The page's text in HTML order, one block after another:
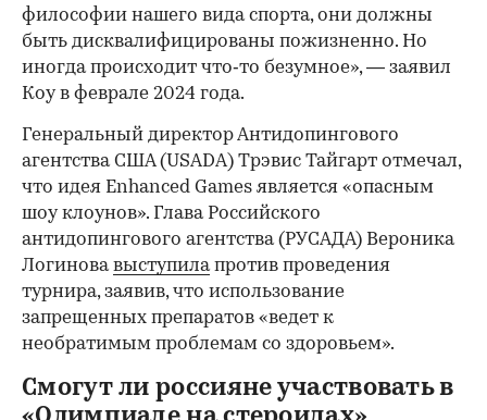
философии нашего вида спорта, они должны
быть дисквалифицированы пожизненно. Но
иногда происходит что‑то безумное», — заявил
Коу в феврале 2024 года.
Генеральный директор Антидопингового
агентства США (USADA) Трэвис Тайгарт отмечал,
что идея Enhanced Games является «опасным
шоу клоунов». Глава Российского
антидопингового агентства (РУСАДА) Вероника
Логиновавыступилапротив проведения
турнира, заявив, что использование
запрещенных препаратов «ведет к
необратимым проблемам со здоровьем».
Смогут ли россияне участвовать в